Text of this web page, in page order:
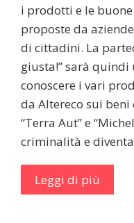
i prodotti e le
proposte da
di cittadini. La
giusta!” sarà quindi
conoscere i vari
da Altereco sui
“Terra Aut” e
criminalità e
Leggi di più